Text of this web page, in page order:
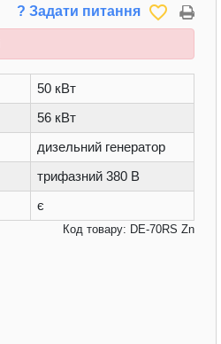
? Задати питання favorite_border
50 кВт
56 кВт
дизельний генератор
трифазний 380 В
є
Код товару: DE-70RS Zn